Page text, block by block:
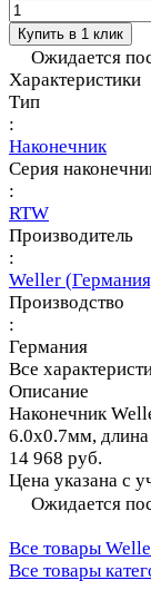
Купить в 1 клик
Ожидается
Характеристики
Тип
:
Наконечник
Серия
:
RTW
Производитель
:
Weller
Производство
:
Германия
Все
Описание
Наконечник
6.0х0.7мм,
14 968 руб.
Цена указана с
Ожидается
Все товары
Все товары